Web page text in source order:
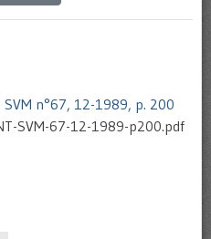
n°67, 12-1989, p. 200
SVM-67-12-1989-p200.pdf